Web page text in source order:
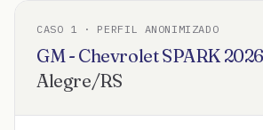
CASO 1 · PERFIL ANONIMIZADO
GM - ChevroletSPARK 2026
Alegre/RS